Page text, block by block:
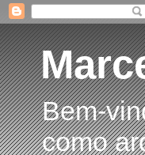
Bem-
como